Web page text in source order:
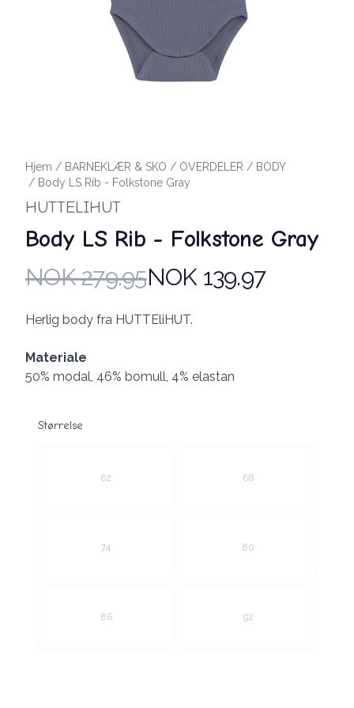
Hjem / BARNEKLÆR & SKO / OVERDELER / BODY
/ Body LS Rib - Folkstone Gray
HUTTELIHUT
Body LS Rib - Folkstone Gray
Produktdetaljer
NOK 279.95NOK 139.97
Description
Herlig body fra HUTTEliHUT.
Materiale
50% modal, 46% bomull, 4% elastan
Størrelse
62 68
74 80
86 92